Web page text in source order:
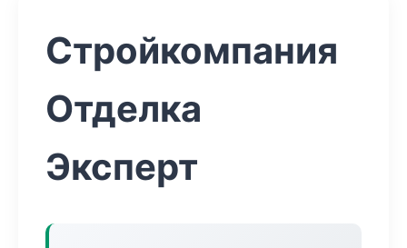
Стройкомпания
Отделка
Эксперт